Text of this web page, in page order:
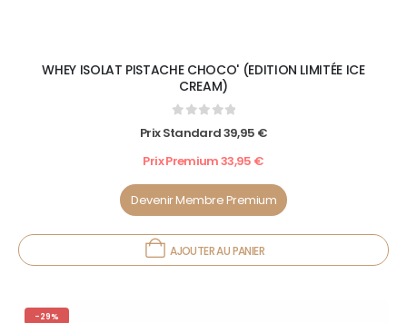
WHEY ISOLAT PISTACHE CHOCO' (EDITION LIMITÉE ICE
CREAM)
Prix Standard39,95 €
Prix Premium33,95 €
Devenir Membre Premium
AJOUTER AU PANIER
-29%